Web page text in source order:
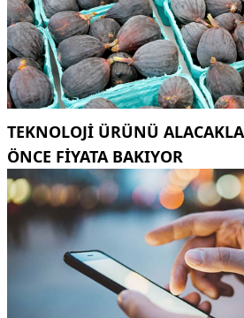
TEKNOLOJI ÜRÜNÜ
ÖNCE FIYATA BAKIYOR